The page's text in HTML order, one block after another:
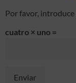
Por favor,
cuatro × uno =